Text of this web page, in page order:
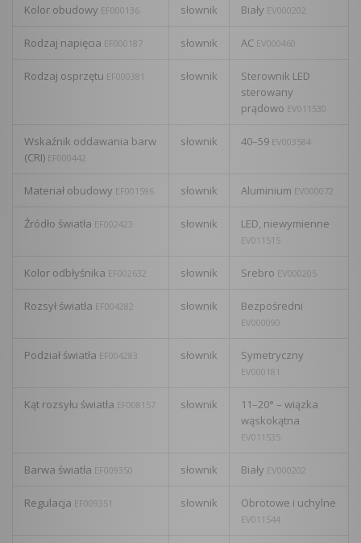
Kolor obudowy EF000136 słownik Biały EV000202
Rodzaj napięcia EF000187 słownik AC EV000460
Rodzaj osprzętu EF000381 słownik
Sterownik LED
sterowany
prądowo EV011530
Wskaźnik oddawania barw
(CRI) EF000442
słownik 40–59 EV003584
Materiał obudowy EF001596 słownik Aluminium EV000072
Źródło światła EF002423 słownik LED, niewymienne
EV011515
Kolor odbłyśnika EF002632 słownik Srebro EV000205
Rozsył światła EF004282 słownik Bezpośredni
EV000090
Podział światła EF004283 słownik Symetryczny
EV000181
Kąt rozsyłu światła EF008157 słownik
11–20° – wiązka
wąskokątna
EV011535
Barwa światła EF009350 słownik Biały EV000202
Regulacja EF009351 słownik Obrotowe i uchylne
EV011544